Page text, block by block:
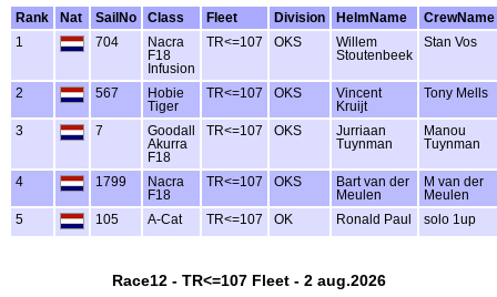
Rank
Nat SailNo Class Fleet Division HelmName
CrewName
1
704
Nacra
F18
Infusion
TR<=107 OKS
Willem
Stoutenbeek
Stan Vos
2 567
Hobie
Tiger
TR<=107 OKS
Vincent
Kruijt
Tony Mells
3 7
Goodall
Akurra
F18
TR<=107 OKS
Jurriaan
Tuynman
Manou
Tuynman
4 1799
Nacra
F18
TR<=107 OKS
Bart van der
Meulen
M van der
Meulen
5
105 A-Cat TR<=107 OK Ronald Paul solo 1up
Race12 - TR<=107 Fleet - 2 aug.2026